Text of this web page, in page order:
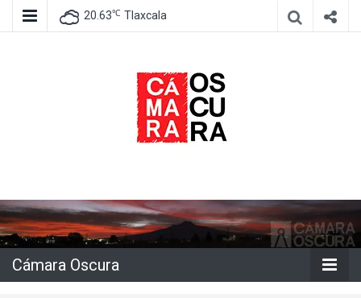
20.63℃ Tlaxcala
Cámara
Oscura
Cámara Oscura